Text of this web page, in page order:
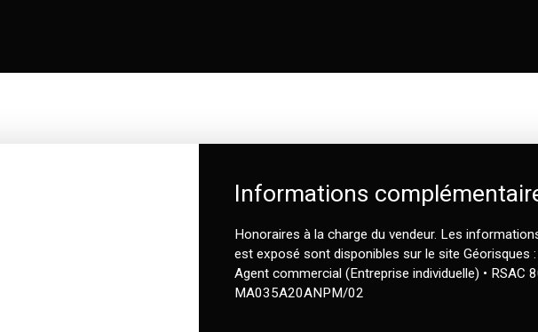
Informations
Honoraires à la charge du vendeur. Les
est exposé sont disponibles sur le site Géorisques
Agent commercial (Entreprise individuelle) • RSAC
MA035A20ANPM/02